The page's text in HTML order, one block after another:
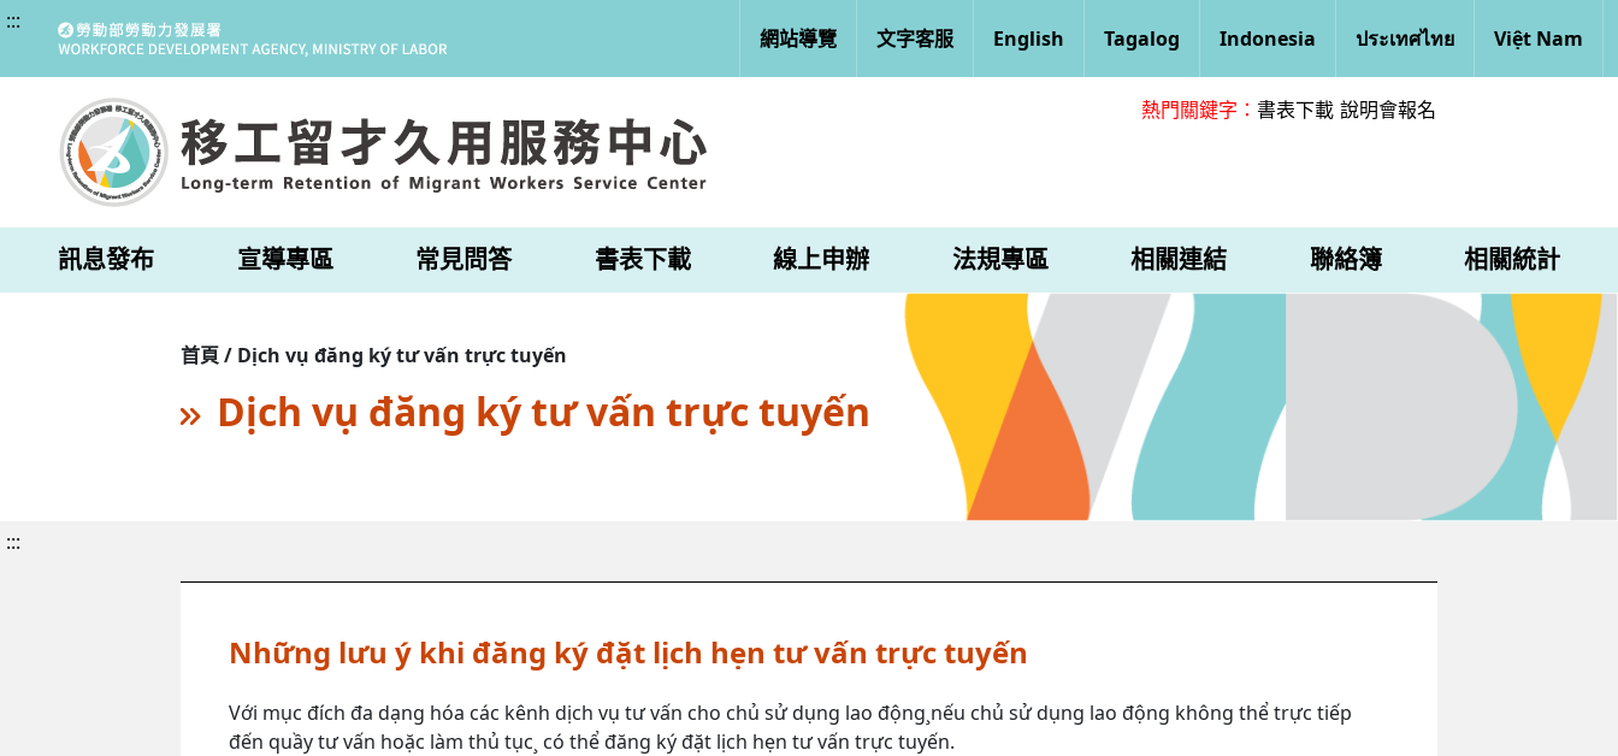
:::
網站導覽 文字客服 English Tagalog Indonesia ประเทศไทย Việt Nam
熱門關鍵字： 書表下載 說明會報名
訊息發布 宣導專區 常見問答 書表下載 線上申辦 法規專區 相關連結 聯絡簿 相關統計
首頁 / Dịch vụ đăng ký tư vấn trực tuyến
Dịch vụ đăng ký tư vấn trực tuyến
:::
Những lưu ý khi đăng ký đặt lịch hẹn tư vấn trực tuyến
Với mục đích đa dạng hóa các kênh dịch vụ tư vấn cho chủ sử dụng lao động¸nếu chủ sử dụng lao động không thể trực tiếp
đến quầy tư vấn hoặc làm thủ tục¸ có thể đăng ký đặt lịch hẹn tư vấn trực tuyến.